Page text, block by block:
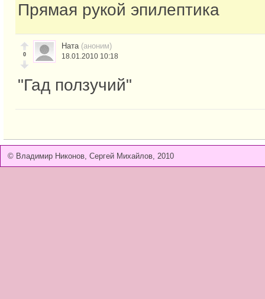
Прямая рукой эпилептика
0
Ната (аноним)
18.01.2010 10:18
"Гад ползучий"
© Владимир Никонов, Сергей Михайлов, 2010